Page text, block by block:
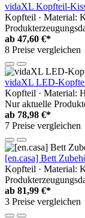
vidaXL Kopfteil-
Kopfteil · Material:
ab 47,60 €*
8 Preise vergleichen
vidaXL LED-
Kopfteil · Material:
Nur aktuelle
ab 78,98 €*
7 Preise vergleichen
[en.casa] Bett
Kopfteil · Material:
ab 81,99 €*
3 Preise vergleichen